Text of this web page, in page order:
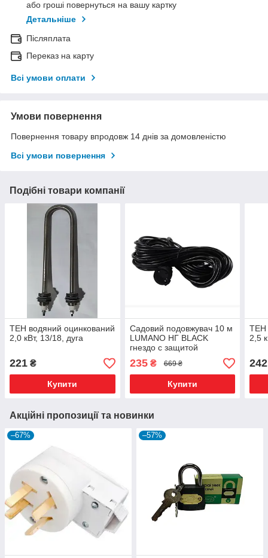
або гроші повернуться на вашу картку
Детальніше
Післяплата
Переказ на карту
Всі умови оплати
Умови повернення
Повернення товару впродовж 14 днів за домовленістю
Всі умови повернення
Подібні товари компанії
ТЕН водяний оцинкований
2,0 кВт, 13/18, дуга
221 ₴
Купити
Садовий подовжувач 10 м
LUMANO НГ BLACK
гнездо с защитой
(папа+мама) ПВС (2х1,0)
MAX 2кВт медь черный
235₴ 669 ₴
Купити
ТЕН
2,5
242
Акційні пропозиції та новинки
–67% –57%